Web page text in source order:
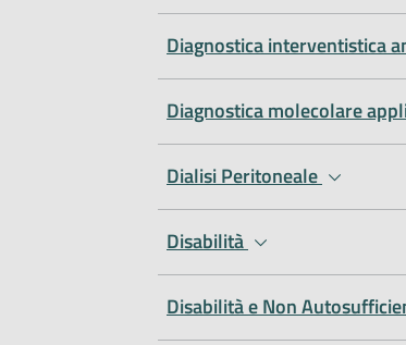
Diagnostica interventistica
Diagnostica molecolare
Dialisi Peritoneale
Disabilità
Disabilità e Non